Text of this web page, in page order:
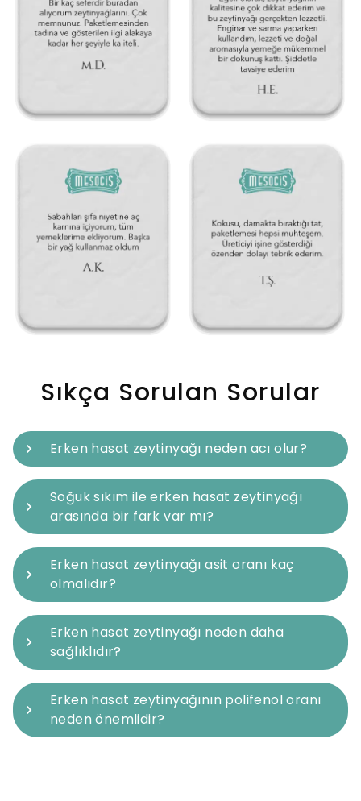
Sıkça Sorulan Sorular
Erken hasat zeytinyağı neden acı olur?
Soğuk sıkım ile erken hasat zeytinyağı
arasında bir fark var mı?
Erken hasat zeytinyağı asit oranı kaç
olmalıdır?
Erken hasat zeytinyağı neden daha
sağlıklıdır?
Erken hasat zeytinyağının polifenol oranı
neden önemlidir?